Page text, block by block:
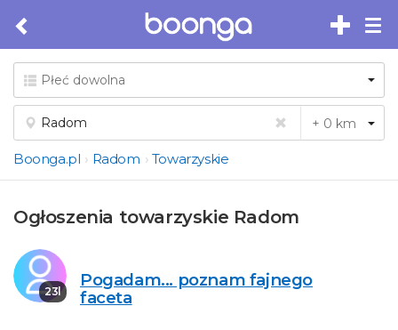
Boonga.pl Radom Towarzyskie
Ogłoszenia towarzyskie Radom
23l
Pogadam... poznam fajnego
faceta